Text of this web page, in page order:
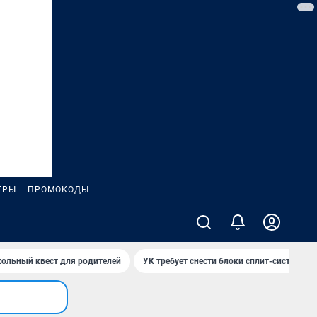
ПРОМОКОДЫ
квест для родителей УК требует снести блоки сплит-систем